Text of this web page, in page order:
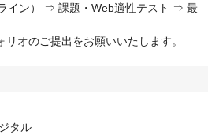
イン） ⇒ 課題・Web適性テスト ⇒ 最
オのご提出をお願いいたします。
タル